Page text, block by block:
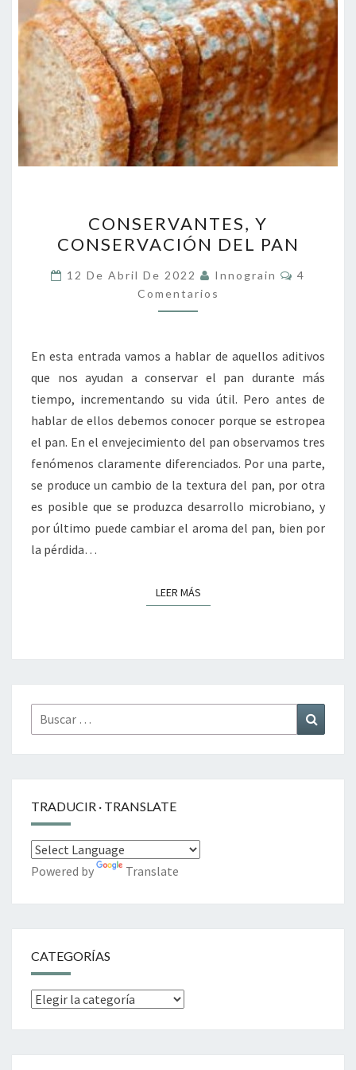
Y
CONSERVACIÓN
DEL
PAN
CONSERVANTES, Y
CONSERVACIÓN DEL PAN
12 De Abril De 2022 Innograin
4
Comentarios
En esta entrada vamos a hablar de aquellos aditivos
que nos ayudan a conservar el pan durante más
tiempo, incrementando su vida útil. Pero antes de
hablar de ellos debemos conocer porque se estropea
el pan. En el envejecimiento del pan observamos tres
fenómenos claramente diferenciados. Por una parte,
se produce un cambio de la textura del pan, por otra
es posible que se produzca desarrollo microbiano, y
por último puede cambiar el aroma del pan, bien por
la pérdida…
LEER MÁSLEER MÁS
Buscar
por:
TRADUCIR · TRANSLATE
Powered by Translate
CATEGORÍAS
Categorías